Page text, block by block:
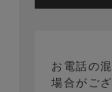
お電話の
場合がご